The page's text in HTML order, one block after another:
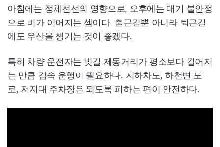
아침에는 정체전선의 영향으로, 오후에는 대기 불안정
으로 비가 이어지는 셈이다. 출근길뿐 아니라 퇴근길
에도 우산을 챙기는 것이 좋겠다.
특히 차량 운전자는 빗길 제동거리가 평소보다 길어지
는 만큼 감속 운행이 필요하다. 지하차도, 하천변 도
로, 저지대 주차장은 되도록 피하는 편이 안전하다.